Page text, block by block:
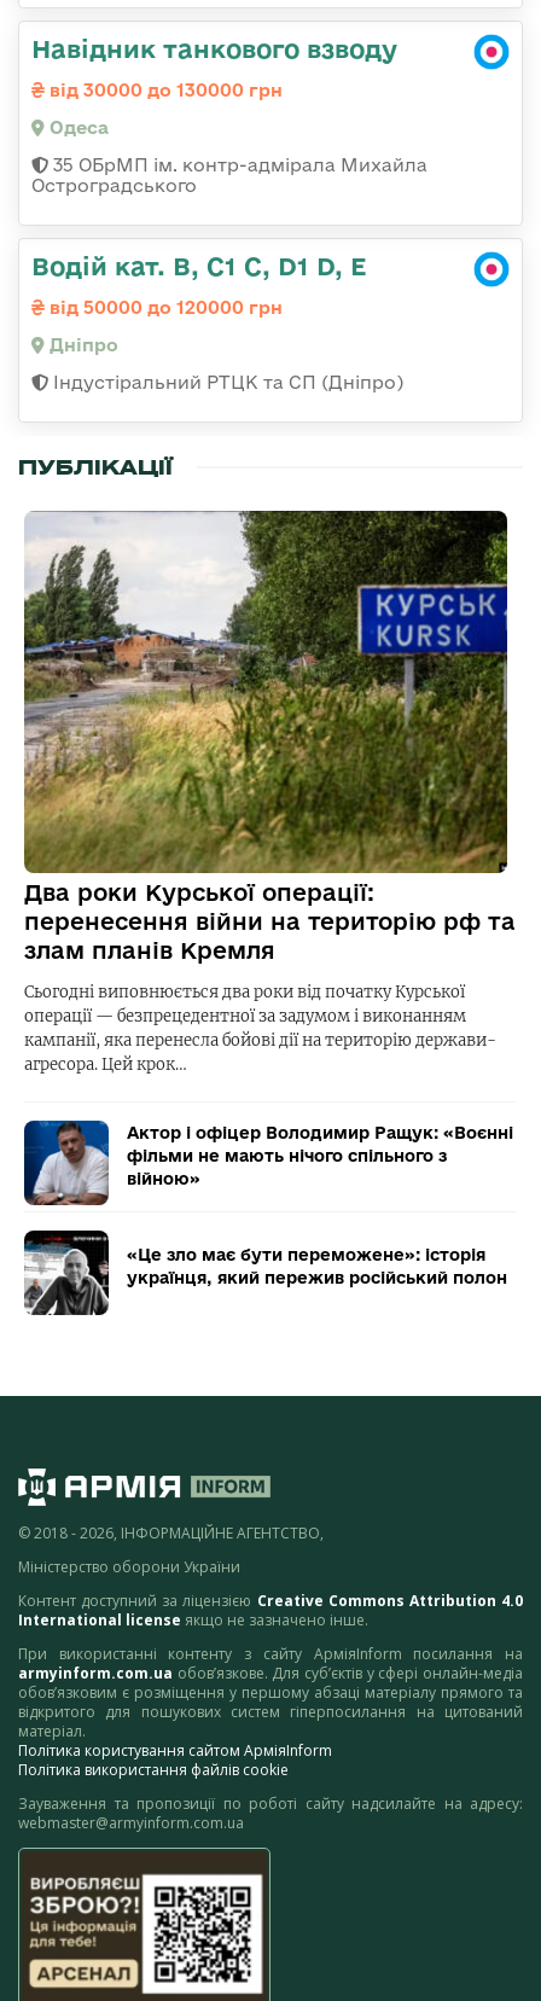
Навідник танкового взводу
від 30000 до 130000 грн
Одеса
35 ОБрМП ім. контр-адмірала Михайла
Остроградського
Водій кат. В, С1 С, D1 D, E
від 50000 до 120000 грн
Дніпро
Індустіральний РТЦК та СП (Дніпро)
ПУБЛІКАЦІЇ
Два роки Курської операції:
перенесення війни на територію рф та
злам планів Кремля
Сьогодні виповнюється два роки від початку Курської
операції — безпрецедентної за задумом і виконанням
кампанії, яка перенесла бойові дії на територію держави-
агресора. Цей крок…
Актор і офіцер Володимир Ращук: «Воєнні
фільми не мають нічого спільного з
війною»
«Це зло має бути переможене»: історія
українця, який пережив російський полон
© 2018 - 2026, ІНФОРМАЦІЙНЕ АГЕНТСТВО,
Міністерство оборони України
Контент доступний за ліцензією Creative Commons Attribution 4.0
International license якщо не зазначено інше.
При використанні контенту з сайту АрміяInform посилання на
armyinform.com.ua обов’язкове. Для суб’єктів у сфері онлайн-медіа
обов’язковим є розміщення у першому абзаці матеріалу прямого та
відкритого для пошукових систем гіперпосилання на цитований
матеріал.
Політика користування сайтом АрміяInform
Політика використання файлів cookie
Зауваження та пропозиції по роботі сайту надсилайте на адресу:
webmaster@armyinform.com.ua